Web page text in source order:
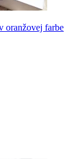
oranžovej farbe